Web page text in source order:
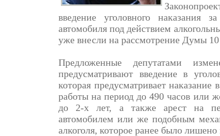
введение уголовного наказания
автомобиля под действием
уже внесли на рассмотрение Думы 10
Предложенные депутатами
предусматривают введение в
которая предусматривает наказание
работы на период до 490 часов или
до 2-х лет, а также арест на
автомобилем или же подобным
алкоголя, которое ранее было лишено